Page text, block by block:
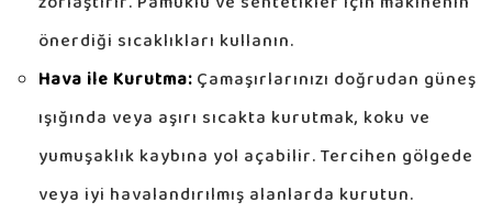
önerdiği sıcaklıkları kullanın.
Hava ile Kurutma:Çamaşırlarınızı doğrudan güneş
ışığında veya aşırı sıcakta kurutmak, koku ve
yumuşaklık kaybına yol açabilir. Tercihen gölgede
veya iyi havalandırılmış alanlarda kurutun.